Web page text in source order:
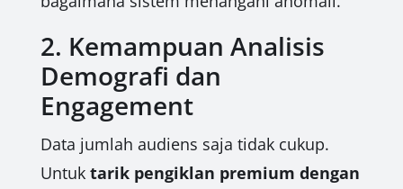
2. Kemampuan Analisis
Demografi dan
Engagement
Data jumlah audiens saja tidak cukup.
Untuk tarik pengiklan premium dengan